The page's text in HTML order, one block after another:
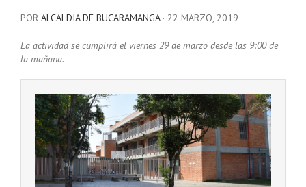
POR ALCALDIA DE BUCARAMANGA · 22 MARZO, 2019
La actividad se cumplirá el viernes 29 de marzo desde las 9:00 de
la mañana.